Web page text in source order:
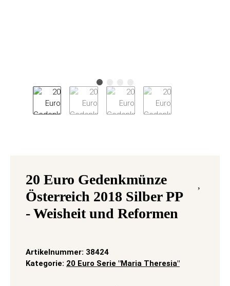
20 Euro Gedenkmünze
Österreich 2018 Silber PP
- Weisheit und Reformen
Artikelnummer: 38424
Kategorie: 20 Euro Serie "Maria Theresia"